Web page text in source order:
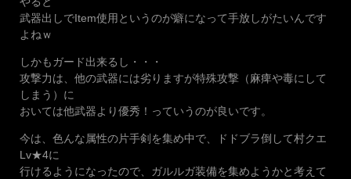
武器出しでItem使用というのが癖になって手放しがたいんです
よねｗ
しかもガード出来るし・・・
攻撃力は、他の武器には劣りますが特殊攻撃（麻痺や毒にして
しまう）に
おいては他武器より優秀！っていうのが良いです。
今は、色んな属性の片手剣を集め中で、ドドブラ倒して村クエ
Lv★4に
行けるようになったので、ガルルガ装備を集めようかと考えて